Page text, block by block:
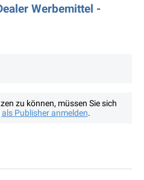
Werbemittel -
zu können, müssen Sie sich
als Publisher anmelden.